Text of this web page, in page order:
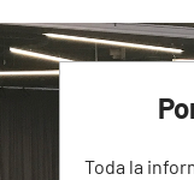
Toda la